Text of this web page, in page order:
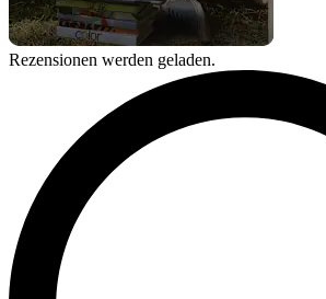
Rezensionen werden geladen.